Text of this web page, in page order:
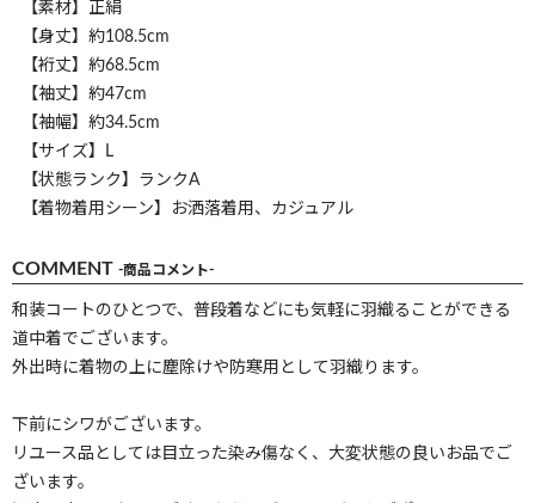
【素材】正絹
【身丈】約108.5cm
【裄丈】約68.5cm
【袖丈】約47cm
【袖幅】約34.5cm
【サイズ】L
【状態ランク】ランクA
【着物着用シーン】お洒落着用、カジュアル
COMMENT -商品コメント-
和装コートのひとつで、普段着などにも気軽に羽織ることができる
道中着でございます。
外出時に着物の上に塵除けや防寒用として羽織ります。
下前にシワがございます。
リユース品としては目立った染み傷なく、大変状態の良いお品でご
ざいます。